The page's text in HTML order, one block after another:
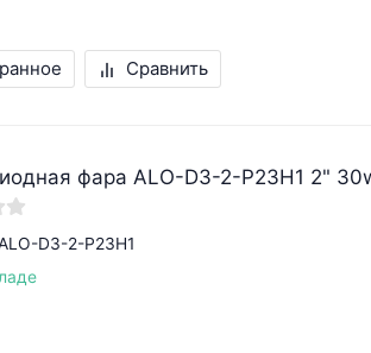
Сравнить
фара ALO-D3-2-P23H1 2"
D3-2-P23H1